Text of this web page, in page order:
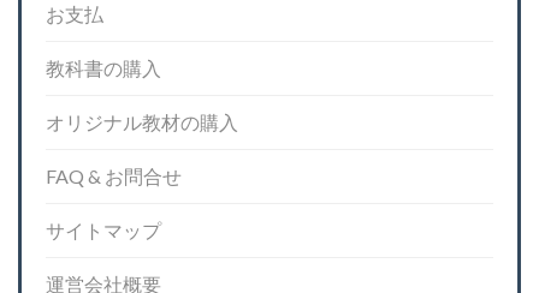
お支払
教科書の購入
オリジナル教材の購入
FAQ & お問合せ
サイトマップ
運営会社概要